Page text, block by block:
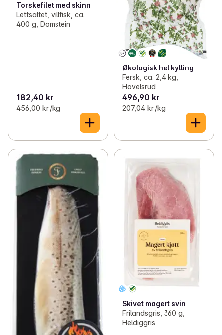
Torskefilet med skinn
Lettsaltet, villfisk, ca.
400 g, Domstein
182,40 kr
456,00 kr /kg
Økologisk hel kylling
Fersk, ca. 2,4 kg,
Hovelsrud
496,90 kr
207,04 kr /kg
Skivet magert svin
Frilandsgris, 360 g,
Heldiggris